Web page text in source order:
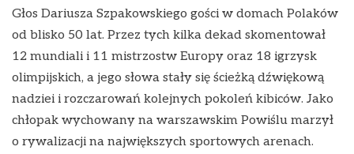
Głos Dariusza Szpakowskiego gości w domach Polaków
od blisko 50 lat. Przez tych kilka dekad skomentował
12 mundiali i 11 mistrzostw Europy oraz 18 igrzysk
olimpijskich, a jego słowa stały się ścieżką dźwiękową
nadziei i rozczarowań kolejnych pokoleń kibiców. Jako
chłopak wychowany na warszawskim Powiślu marzył
o rywalizacji na największych sportowych arenach.